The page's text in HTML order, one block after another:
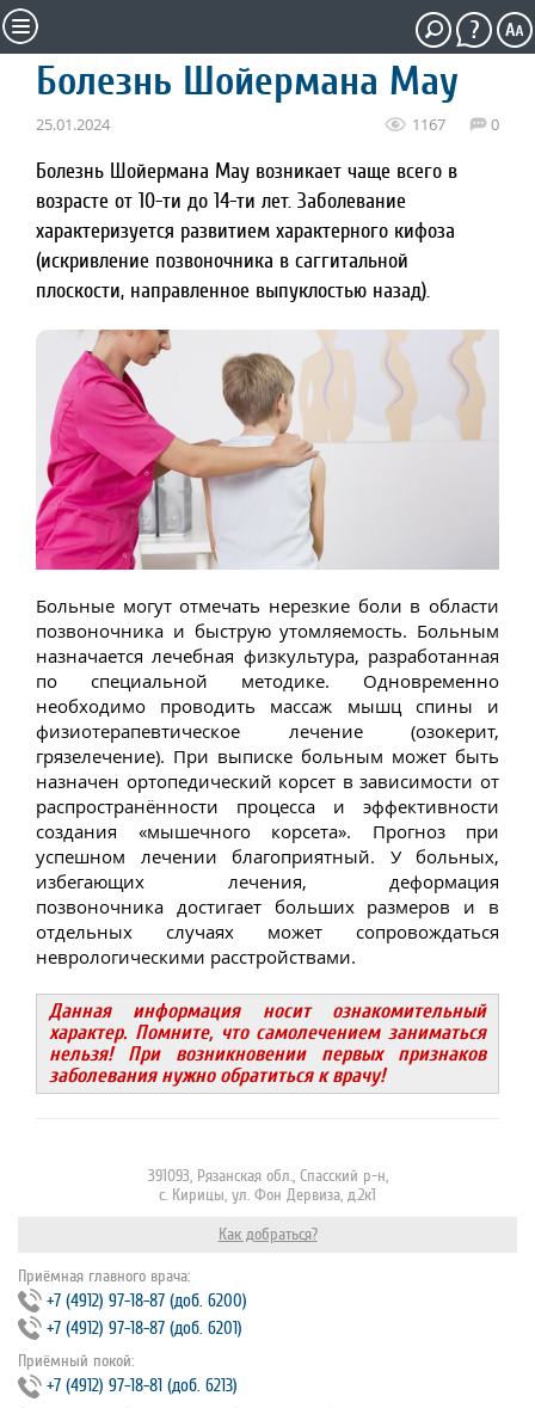
Болезнь Шойермана Мау
25.01.2024 1167 0
Болезнь Шойермана Мау возникает чаще всего в
возрасте от 10-ти до 14-ти лет. Заболевание
характеризуется развитием характерного кифоза
(искривление позвоночника в саггитальной
плоскости, направленное выпуклостью назад).
Больные могут отмечать нерезкие боли в области
позвоночника и быструю утомляемость. Больным
назначается лечебная физкультура, разработанная
по специальной методике. Одновременно
необходимо проводить массаж мышц спины и
физиотерапевтическое лечение (озокерит,
грязелечение). При выписке больным может быть
назначен ортопедический корсет в зависимости от
распространённости процесса и эффективности
создания «мышечного корсета». Прогноз при
успешном лечении благоприятный. У больных,
избегающих лечения, деформация
позвоночника достигает больших размеров и в
отдельных случаях может сопровождаться
неврологическими расстройствами.
Данная информация носит ознакомительный
характер. Помните, что самолечением заниматься
нельзя! При возникновении первых признаков
заболевания нужно обратиться к врачу!
391093, Рязанская обл., Спасский р-н,
с. Кирицы, ул. Фон Дервиза, д.2к1
Как добраться?
Приёмная главного врача:
+7 (4912) 97‐18‐87 (доб. 6200)
+7 (4912) 97‐18‐87 (доб. 6201)
Приёмный покой:
+7 (4912) 97‐18‐81 (доб. 6213)